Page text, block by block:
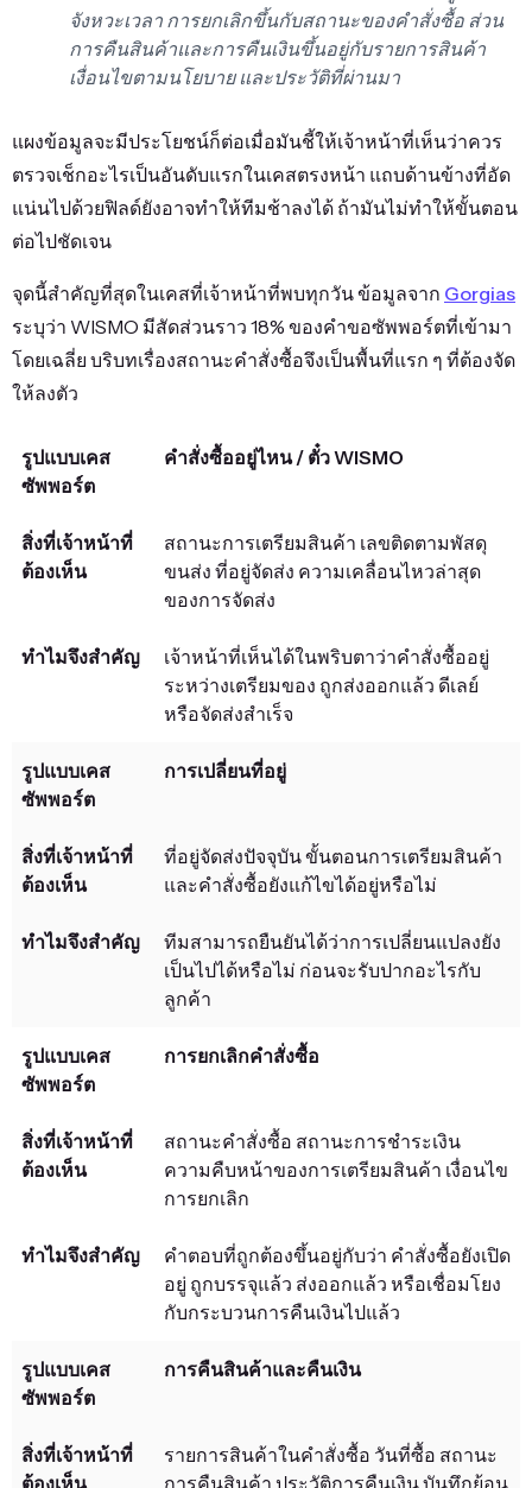
จังหวะเวลา การยกเลิกขึ้นกับสถานะของคำสั่งซื้อ ส่วน
การคืนสินค้าและการคืนเงินขึ้นอยู่กับรายการสินค้า
เงื่อนไขตามนโยบาย และประวัติที่ผ่านมา
แผงข้อมูลจะมีประโยชน์ก็ต่อเมื่อมันชี้ให้เจ้าหน้าที่เห็นว่าควร
ตรวจเช็กอะไรเป็นอันดับแรกในเคสตรงหน้า แถบด้านข้างที่อัด
แน่นไปด้วยฟิลด์ยังอาจทำให้ทีมช้าลงได้ ถ้ามันไม่ทำให้ขั้นตอน
ต่อไปชัดเจน
จุดนี้สำคัญที่สุดในเคสที่เจ้าหน้าที่พบทุกวัน ข้อมูลจาก Gorgias
ระบุว่า WISMO มีสัดส่วนราว 18% ของคำขอซัพพอร์ตที่เข้ามา
โดยเฉลี่ย บริบทเรื่องสถานะคำสั่งซื้อจึงเป็นพื้นที่แรก ๆ ที่ต้องจัด
ให้ลงตัว
คำสั่งซื้ออยู่ไหน / ตั๋ว WISMO
สถานะการเตรียมสินค้า เลขติดตามพัสดุ
ขนส่ง ที่อยู่จัดส่ง ความเคลื่อนไหวล่าสุด
ของการจัดส่ง
เจ้าหน้าที่เห็นได้ในพริบตาว่าคำสั่งซื้ออยู่
ระหว่างเตรียมของ ถูกส่งออกแล้ว ดีเลย์
หรือจัดส่งสำเร็จ
การเปลี่ยนที่อยู่
ที่อยู่จัดส่งปัจจุบัน ขั้นตอนการเตรียมสินค้า
และคำสั่งซื้อยังแก้ไขได้อยู่หรือไม่
ทีมสามารถยืนยันได้ว่าการเปลี่ยนแปลงยัง
เป็นไปได้หรือไม่ ก่อนจะรับปากอะไรกับ
ลูกค้า
การยกเลิกคำสั่งซื้อ
สถานะคำสั่งซื้อ สถานะการชำระเงิน
ความคืบหน้าของการเตรียมสินค้า เงื่อนไข
การยกเลิก
คำตอบที่ถูกต้องขึ้นอยู่กับว่า คำสั่งซื้อยังเปิด
อยู่ ถูกบรรจุแล้ว ส่งออกแล้ว หรือเชื่อมโยง
กับกระบวนการคืนเงินไปแล้ว
การคืนสินค้าและคืนเงิน
รายการสินค้าในคำสั่งซื้อ วันที่ซื้อ สถานะ
การคืนสินค้า ประวัติการคืนเงิน บันทึกย้อน